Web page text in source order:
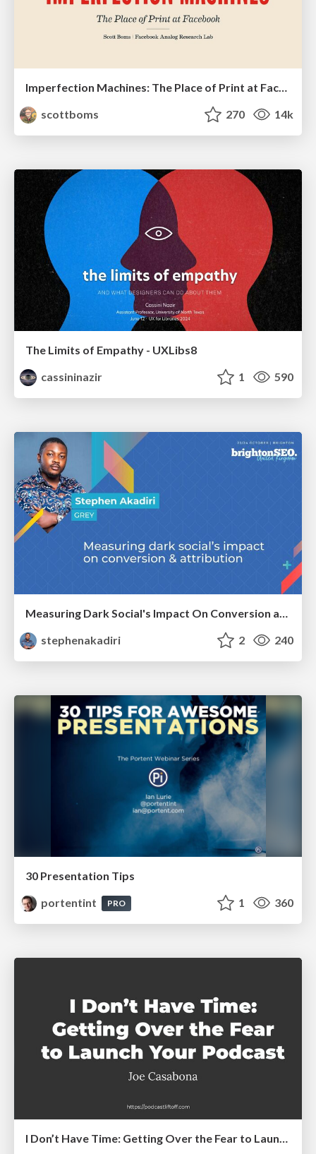
Imperfection Machines: The Place of Print at Facebook
scottboms
270 14k
The Limits of Empathy - UXLibs8
cassininazir
1 590
stephenakadiri
2 240
30 Presentation Tips
portentint
PRO 1 360
I Don’t Have Time: Getting Over the Fear to Launch Your Podcast